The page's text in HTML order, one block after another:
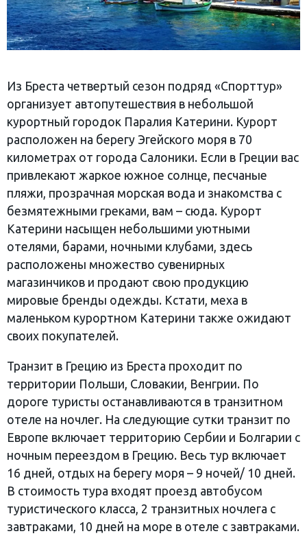
Из Бреста четвертый сезон подряд «Спорттур»
организует автопутешествия в небольшой
курортный городок Паралия Катерини. Курорт
расположен на берегу Эгейского моря в 70
километрах от города Салоники. Если в Греции вас
привлекают жаркое южное солнце, песчаные
пляжи, прозрачная морская вода и знакомства с
безмятежными греками, вам – сюда. Курорт
Катерини насыщен небольшими уютными
отелями, барами, ночными клубами, здесь
расположены множество сувенирных
магазинчиков и продают свою продукцию
мировые бренды одежды. Кстати, меха в
маленьком курортном Катерини также ожидают
своих покупателей.
Транзит в Грецию из Бреста проходит по
территории Польши, Словакии, Венгрии. По
дороге туристы останавливаются в транзитном
отеле на ночлег. На следующие сутки транзит по
Европе включает территорию Сербии и Болгарии с
ночным переездом в Грецию. Весь тур включает
16 дней, отдых на берегу моря – 9 ночей/ 10 дней.
В стоимость тура входят проезд автобусом
туристического класса, 2 транзитных ночлега с
завтраками, 10 дней на море в отеле с завтраками.